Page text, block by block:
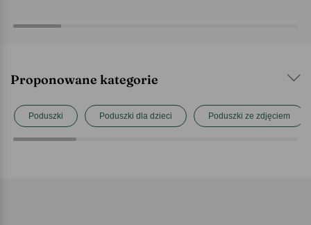
Proponowane kategorie
Poduszki Poduszki dla dzieci Poduszki ze zdjęciem